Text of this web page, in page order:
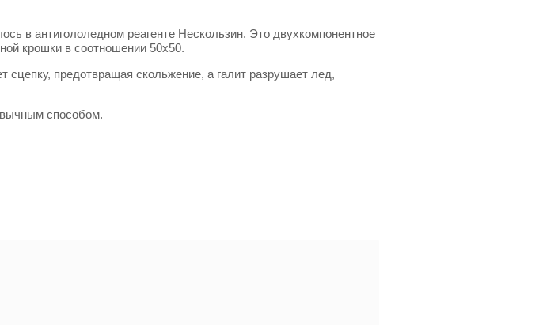
в антигололедном реагенте Нескользин. Это двухкомпонентное
крошки в соотношении 50х50.
сцепку, предотвращая скольжение, а галит разрушает лед,
способом.